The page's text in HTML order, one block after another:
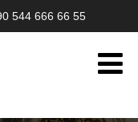
544 666 66 55